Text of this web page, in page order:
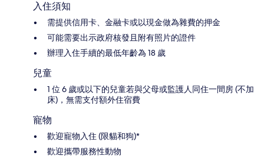
入住須知
需提供信用卡、金融卡或以現金做為雜費的押金
可能需要出示政府核發且附有照片的證件
辦理入住手續的最低年齡為 18 歲
兒童
1 位 6 歲或以下的兒童若與父母或監護人同住一間房 (不加
床)，無需支付額外住宿費
寵物
歡迎寵物入住 (限貓和狗)*
歡迎攜帶服務性動物